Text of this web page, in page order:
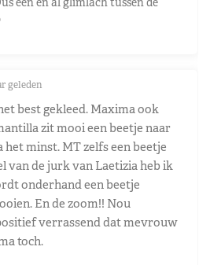
geleden
best gekleed. Maxima ook
zit mooi een beetje naar
het minst. MT zelfs een beetje
van de jurk van Laetizia heb ik
onderhand een beetje
En de zoom!! Nou
verrassend dat mevrouw
toch.